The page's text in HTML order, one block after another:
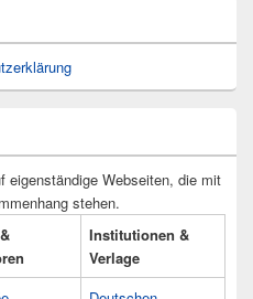
eigenständige Webseiten, die mit
stehen.
Institutionen &
Verlage